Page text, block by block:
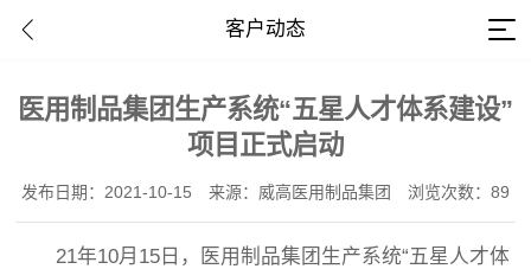
客户动态
​医用制品集团生产系统“五星人才体系建设”
项目正式启动
发布日期：2021-10-15 来源：威高医用制品集团 浏览次数：89
21年10月15日，医用制品集团生产系统“五星人才体